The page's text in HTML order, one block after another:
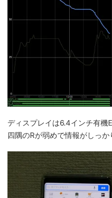
ディスプレイは6.4インチ有機
四隅のRが弱めで情報がしっか